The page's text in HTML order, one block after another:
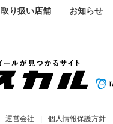
取り扱い店舗 お知らせ
運営会社 個人情報保護方針